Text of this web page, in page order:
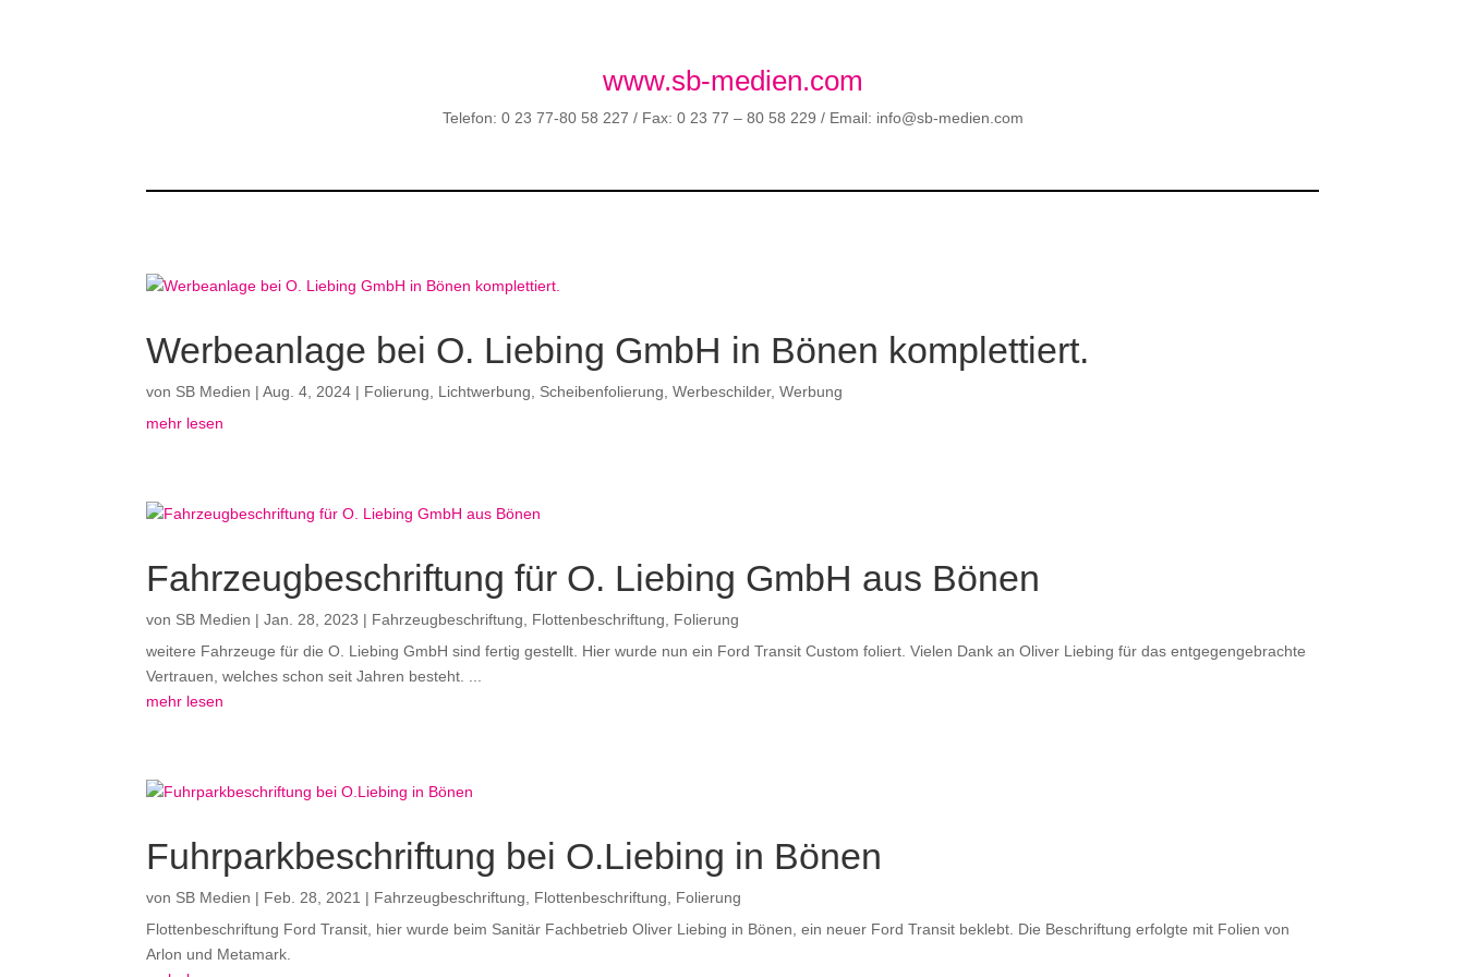
www.sb-medien.com
Telefon: 0 23 77-80 58 227 / Fax: 0 23 77 – 80 58 229 / Email: info@sb-medien.com
Werbeanlage bei O. Liebing GmbH in Bönen komplettiert.
von SB Medien |Aug. 4, 2024 | Folierung Lichtwerbung Scheibenfolierung ,Werbeschilder,Werbung
mehr lesen
Fahrzeugbeschriftung für O. Liebing GmbH aus Bönen
von SB Medien |Jan. 28, 2023 | Fahrzeugbeschriftung Flottenbeschriftung
Folierung
weitere Fahrzeuge für die O. Liebing GmbH sind fertig gestellt. Hier wurde nun ein Ford Transit Custom foliert. Vielen Dank an Oliver Liebing für das entgegengebrachte
Vertrauen, welches schon seit Jahren besteht. ...
mehr lesen
Fuhrparkbeschriftung bei O.Liebing in Bönen
von SB Medien | Feb. 28, 2021 | Fahrzeugbeschriftung Flottenbeschriftung
Folierung
Flottenbeschriftung Ford Transit, hier wurde beim Sanitär Fachbetrieb Oliver Liebing in Bönen, ein neuer Ford Transit beklebt. Die Beschriftung erfolgte mit Folien von
Arlon und Metamark.